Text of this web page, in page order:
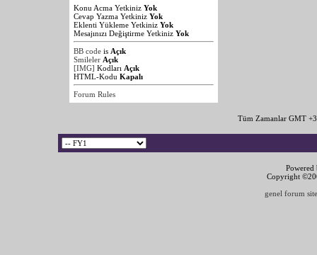
Konu Acma Yetkiniz Yok
Cevap Yazma Yetkiniz Yok
Eklenti Yükleme Yetkiniz Yok
Mesajınızı Değiştirme Yetkiniz Yok
BB code is Açık
Smileler Açık
[IMG] Kodları Açık
HTML-Kodu Kapalı
Forum Rules
Tüm Zamanlar GMT
Copyright
genel forum